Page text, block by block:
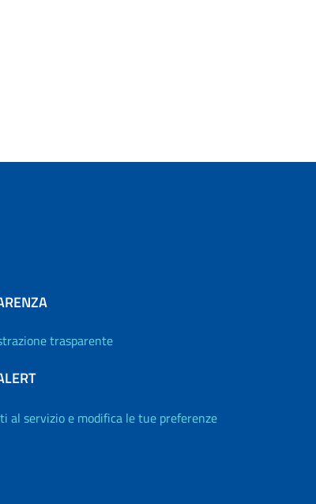
trasparente
al servizio e modifica le tue preferenze